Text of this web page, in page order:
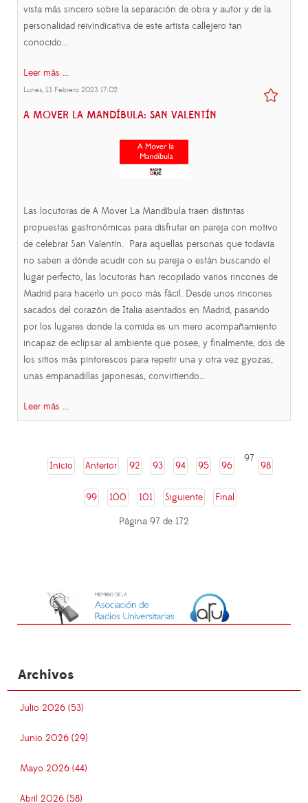
vista más sincero sobre la separación de obra y autor y de la
personalidad reivindicativa de este artista callejero tan
conocido…
Leer más ...
Lunes, 13 Febrero 2023 17:02
A MOVER LA MANDÍBULA: SAN VALENTÍN
Las locutoras de A Mover La Mandíbula traen distintas
propuestas gastronómicas para disfrutar en pareja con motivo
de celebrar San Valentín. Para aquellas personas que todavía
no saben a dónde acudir con su pareja o están buscando el
lugar perfecto, las locutoras han recopilado varios rincones de
Madrid para hacerlo un poco más fácil. Desde unos rincones
sacados del corazón de Italia asentados en Madrid, pasando
por los lugares donde la comida es un mero acompañamiento
incapaz de eclipsar al ambiente que posee, y finalmente, dos de
los sitios más pintorescos para repetir una y otra vez gyozas,
unas empanadillas japonesas, convirtiendo…
Leer más ...
Inicio Anterior 92 93 94 95 96
97
98
99 100 101 Siguiente
Final
Página 97 de 172
Archivos
Julio 2026 (53)
Junio 2026 (29)
Mayo 2026 (44)
Abril 2026 (58)